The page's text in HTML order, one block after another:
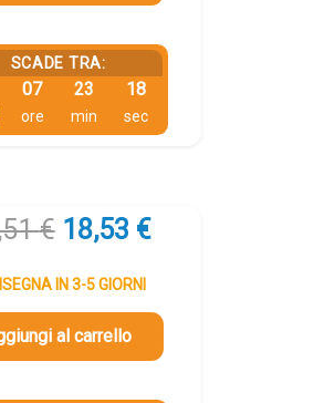
SCADE TRA:
07
ore
23
min
17
sec
€ Il
originale
era:
19,51 €.
18,53 €Il
è:
IN 3-5 GIORNI
al carrello